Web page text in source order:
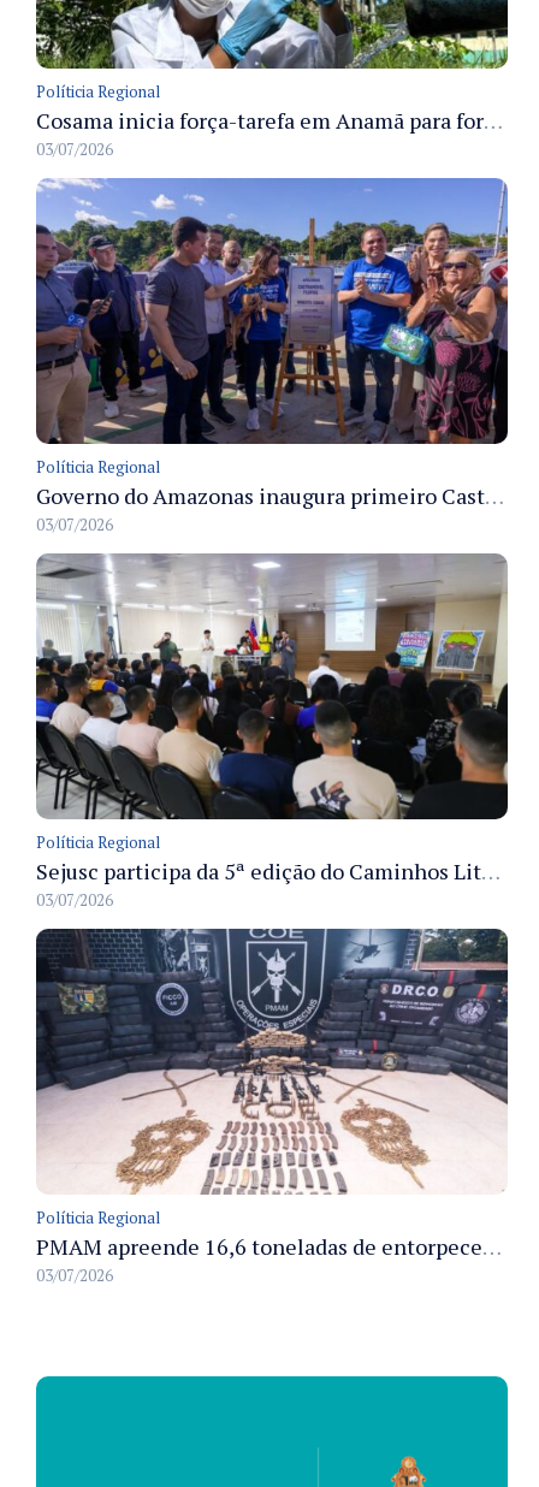
Políticia Regional
Cosama inicia força-tarefa em Anamã para fortalecer abastecimento de água e segurança hídrica da população
03/07/2026
Políticia Regional
Governo do Amazonas inaugura primeiro Castramóvel Fluvial para atendimento veterinário às comunidades ribeirinhas e castração gratuita
03/07/2026
Políticia Regional
Sejusc participa da 5ª edição do Caminhos Literários com foco na cultura hip-hop nas unidades socioeducativas
03/07/2026
Políticia Regional
PMAM apreende 16,6 toneladas de entorpecentes e registra aumento nas prisões em flagrante e nas capturas de foragidos no primeiro semestre de 2026
03/07/2026